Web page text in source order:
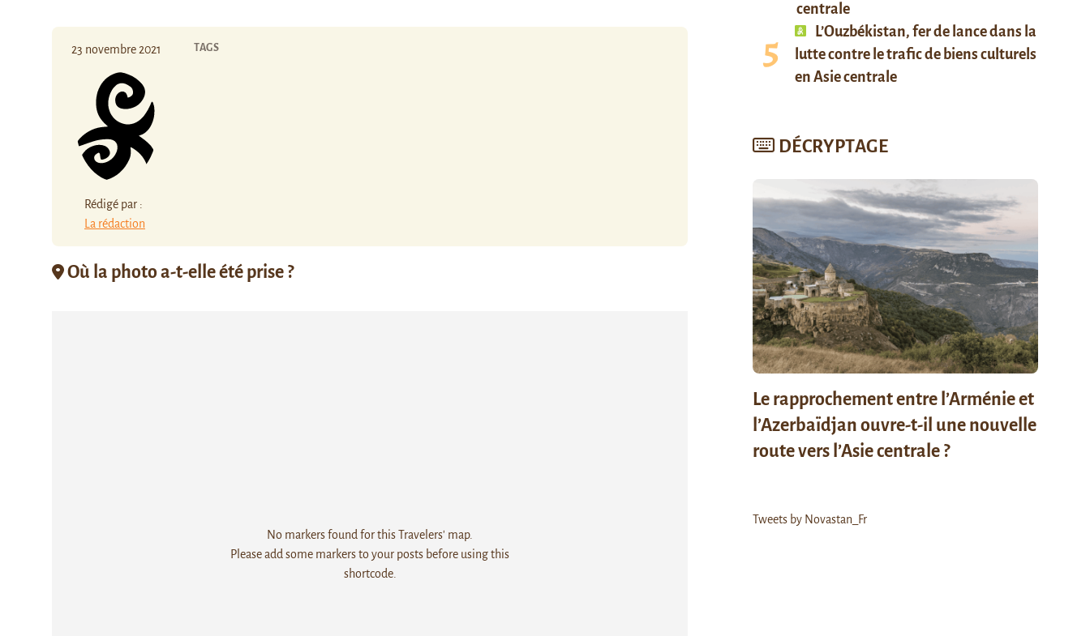
23 novembre 2021
Rédigé par :
La rédaction
TAGS
Où la photo a-t-elle été prise ?
No markers found for this Travelers' map.
Please add some markers to your posts before using this
shortcode.
centrale
L’Ouzbékistan, fer de lance dans la
lutte contre le trafic de biens culturels
en Asie centrale
DÉCRYPTAGE
Le rapprochement entre l’Arménie et
l’Azerbaïdjan ouvre-t-il une nouvelle
route vers l’Asie centrale ?
Tweets by Novastan_Fr